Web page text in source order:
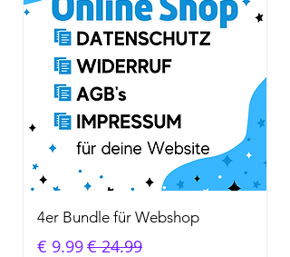
4er Bundle für Webshop
سعر عاديسعر البيع